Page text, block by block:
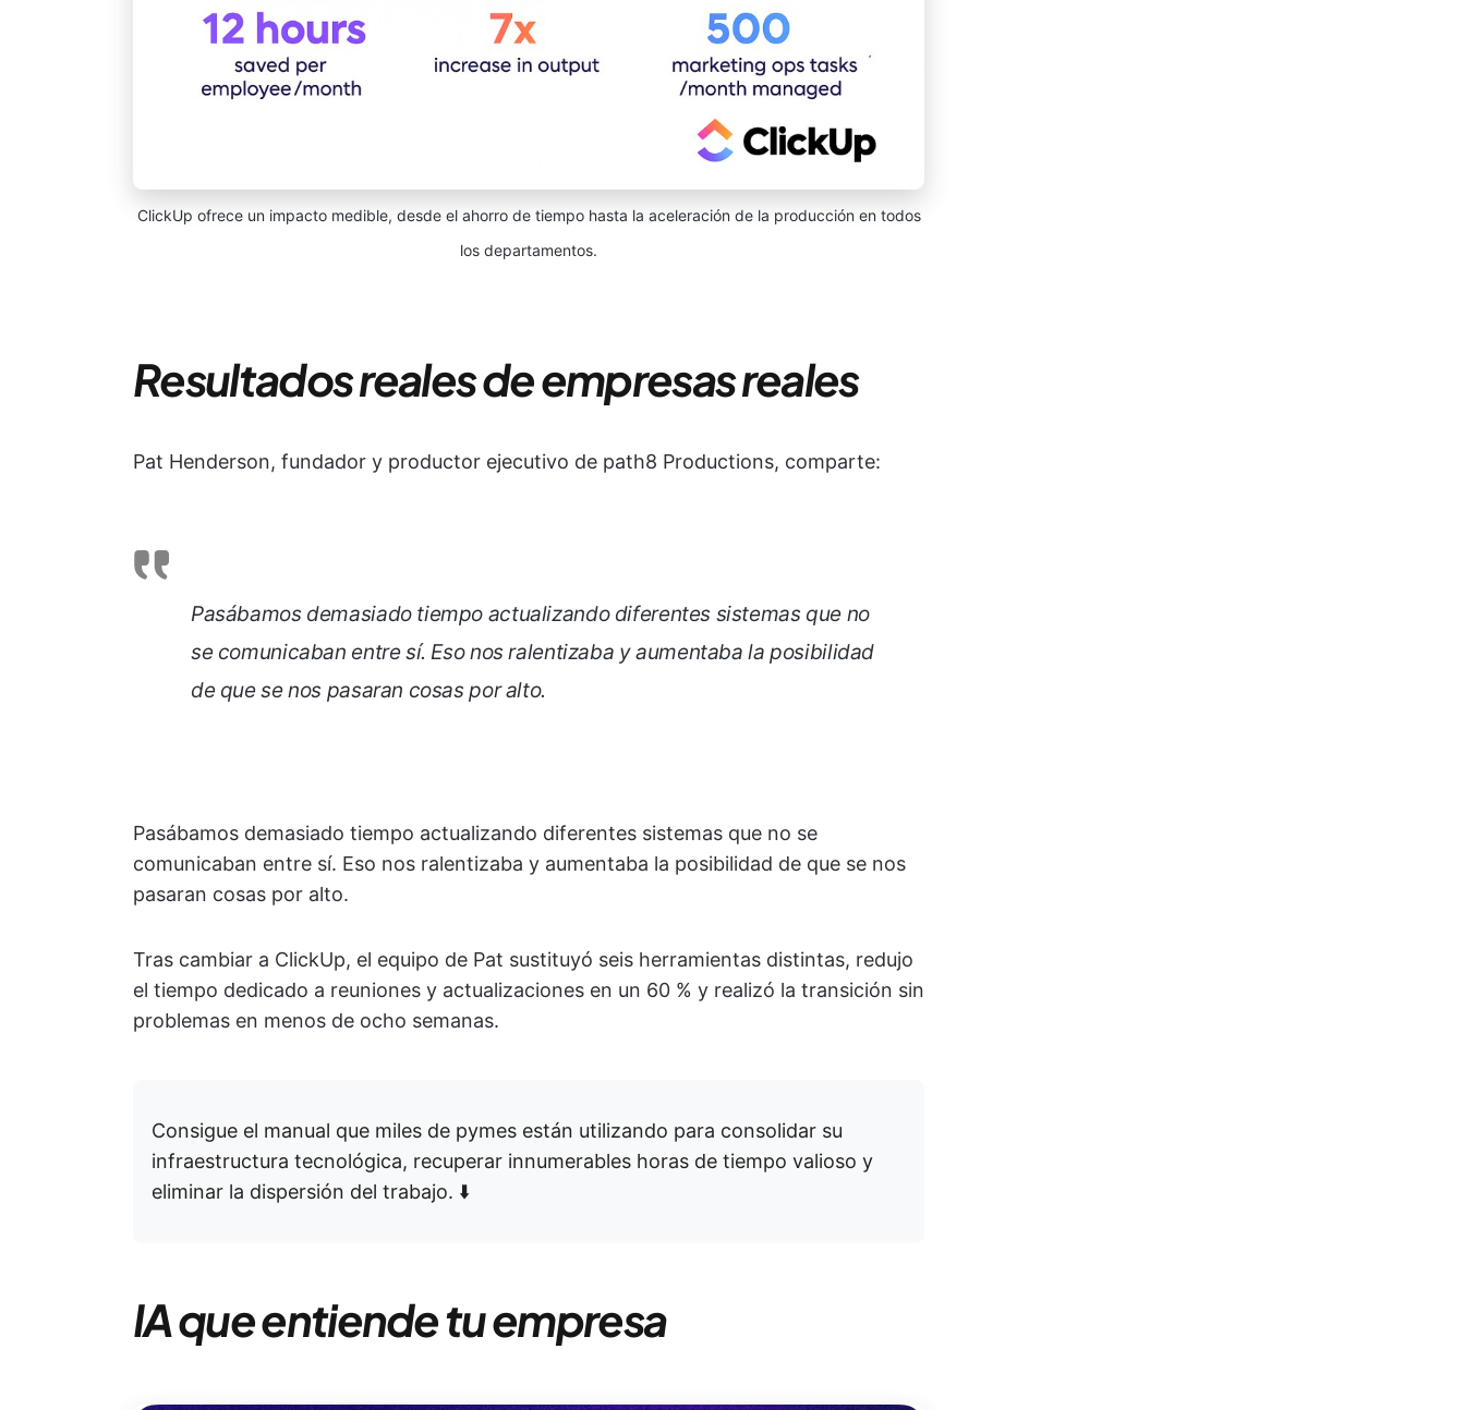
ClickUp ofrece un impacto medible, desde el ahorro de tiempo hasta la aceleración de la producción en todos
los departamentos.
Resultados reales de empresas reales
Pat Henderson, fundador y productor ejecutivo de path8 Productions, comparte:
Pasábamos demasiado tiempo actualizando diferentes sistemas que no
se comunicaban entre sí. Eso nos ralentizaba y aumentaba la posibilidad
de que se nos pasaran cosas por alto.
Pasábamos demasiado tiempo actualizando diferentes sistemas que no se
comunicaban entre sí. Eso nos ralentizaba y aumentaba la posibilidad de que se nos
pasaran cosas por alto.
Tras cambiar a ClickUp, el equipo de Pat sustituyó seis herramientas distintas, redujo
el tiempo dedicado a reuniones y actualizaciones en un 60 % y realizó la transición sin
problemas en menos de ocho semanas.
Consigue el manual que miles de pymes están utilizando para consolidar su
infraestructura tecnológica, recuperar innumerables horas de tiempo valioso y
eliminar la dispersión del trabajo. ⬇️
IA que entiende tu empresa